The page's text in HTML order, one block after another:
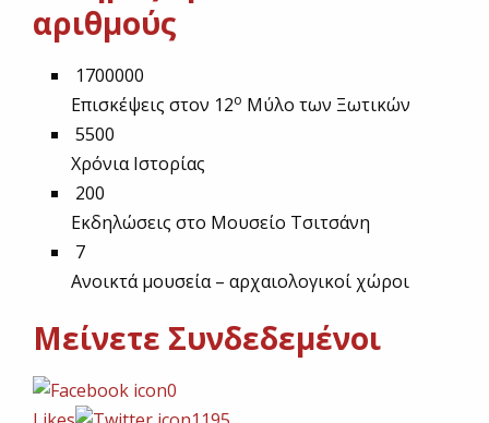
αριθμούς
1700000
Επισκέψεις στον 12o Μύλο των Ξωτικών
5500
Χρόνια Ιστορίας
200
Εκδηλώσεις στο Μουσείο Τσιτσάνη
7
Ανοικτά μουσεία – αρχαιολογικοί χώροι
Μείνετε Συνδεδεμένοι
0